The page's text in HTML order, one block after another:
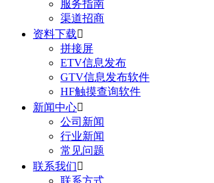
服务指南
渠道招商
资料下载
拼接屏
ETV信息发布
GTV信息发布软件
HF触摸查询软件
新闻中心
公司新闻
行业新闻
常见问题
联系我们